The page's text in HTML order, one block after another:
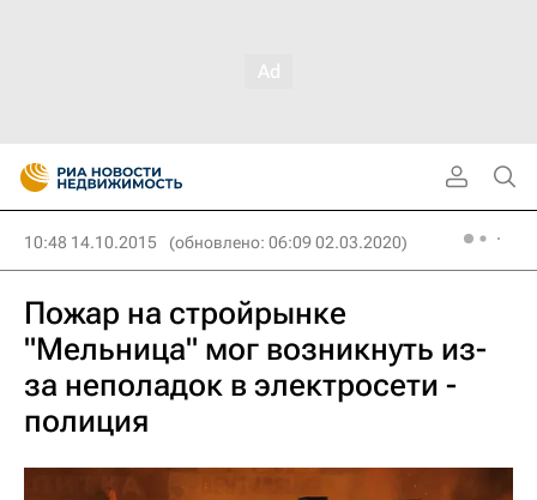
10:48 14.10.2015 (обновлено: 06:09 02.03.2020)
Пожар на стройрынке
"Мельница" мог возникнуть из-
за неполадок в электросети -
полиция